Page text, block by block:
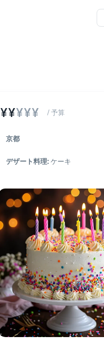
¥¥¥¥¥ / 予算
京都
デザート料理: ケーキ